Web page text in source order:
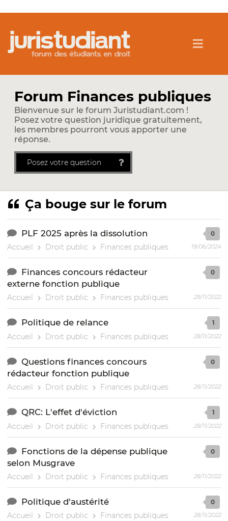
Forum Finances publiques
Bienvenue sur le forum Juristudiant.com !
Posez votre question juridique gratuitement,
les membres pourront vous apporter une
réponse.
Posez votre question
Ça bouge sur le forum
PLF 2025 après la dissolution
Accueil Droit public Finances publiques
0
19/06/2024
Finances concours rédacteur
externe fonction publique
Accueil Droit public Finances publiques
0
29/11/2022
Politique de relance
Accueil Droit public Finances publiques
1
28/11/2022
Questions finances concours
rédacteur fonction publique
Accueil Droit public Finances publiques
0
28/11/2022
QRC: L'effet d'éviction
Accueil Droit public Finances publiques
1
28/11/2022
Fonctions de la dépense publique
selon Musgrave
Accueil Droit public Finances publiques
0
28/11/2022
Politique d'austérité
Accueil Droit public Finances publiques
0
28/11/2022